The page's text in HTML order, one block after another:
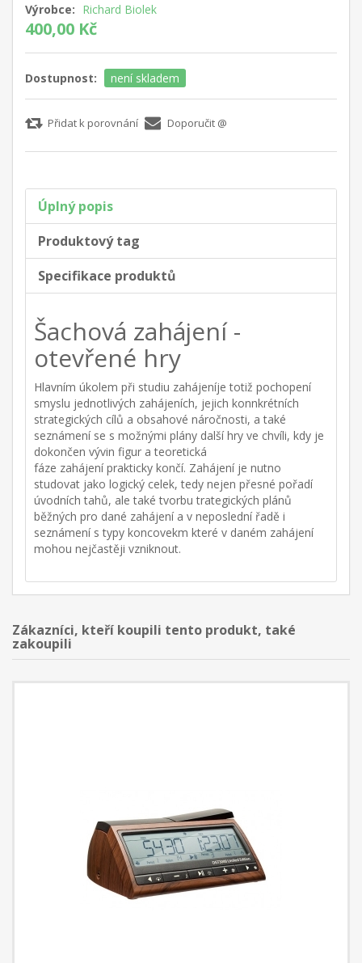
Výrobce: Richard Biolek
400,00 Kč
Dostupnost: není skladem
Přidat k porovnání Doporučit @
Úplný popis
Produktový tag
Specifikace produktů
Šachová zahájení -
otevřené hry
Hlavním úkolem při studiu zahájeníje totiž pochopení
smyslu jednotlivých zahájeních, jejich konnkrétních
strategických cílů a obsahové náročnosti, a také
seznámení se s možnými plány další hry ve chvíli, kdy je
dokončen vývin figur a teoretická
fáze zahájení prakticky končí. Zahájení je nutno
studovat jako logický celek, tedy nejen přesné pořadí
úvodních tahů, ale také tvorbu trategických plánů
běžných pro dané zahájení a v neposlední řadě i
seznámení s typy koncovekm které v daném zahájení
mohou nejčastěji vzniknout.
Zákazníci, kteří koupili tento produkt, také
zakoupili